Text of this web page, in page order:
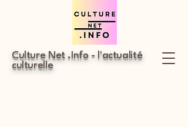
Culture Net .Info - l'actualité
culturelle